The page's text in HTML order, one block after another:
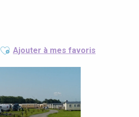
Ajouter aux favoris
Ajouter à mes favoris